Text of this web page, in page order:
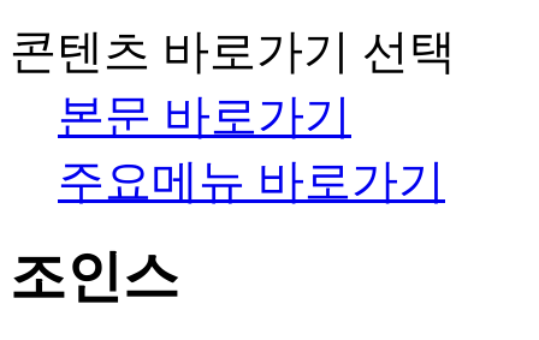
콘텐츠 바로가기 선택
본문 바로가기
주요메뉴 바로가기
조인스